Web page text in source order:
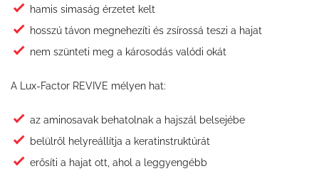
hamis simaság érzetet kelt
hosszú távon megnehezíti és zsírossá teszi a hajat
nem szünteti meg a károsodás valódi okát
A Lux-Factor REVIVE mélyen hat:
az aminosavak behatolnak a hajszál belsejébe
belülről helyreállítja a keratinstruktúrát
erősíti a hajat ott, ahol a leggyengébb